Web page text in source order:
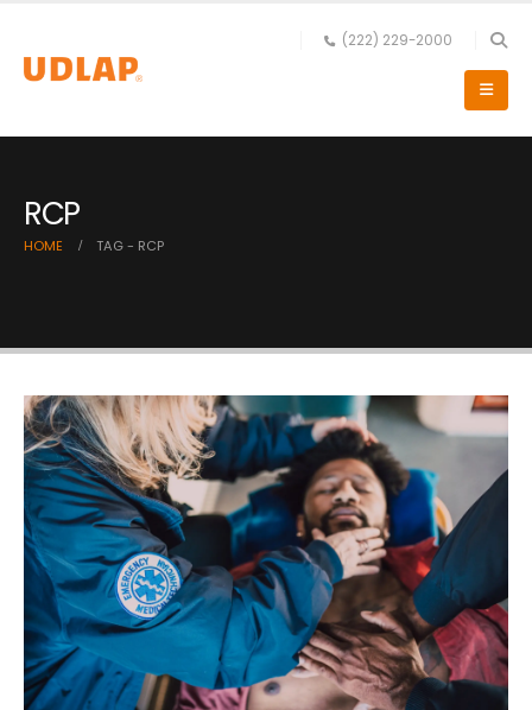
(222) 229-2000
RCP
HOME TAG - RCP